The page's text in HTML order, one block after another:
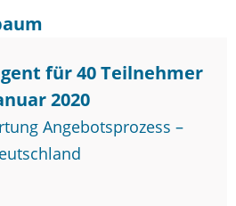
für 40 Teilnehmer
2020
Angebotsprozess –